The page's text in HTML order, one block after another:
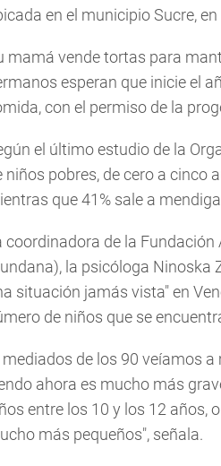
en el municipio Sucre,
mamá vende tortas para
esperan que inicie el
con el permiso de la
el último estudio de la
niños pobres, de cero a cinco
que 41% sale a
coordinadora de la
la psicóloga Ninoska
situación jamás vista" en
de niños que se
mediados de los 90 veíamos
ahora es mucho más
entre los 10 y los 12 años,
más pequeños", señala.